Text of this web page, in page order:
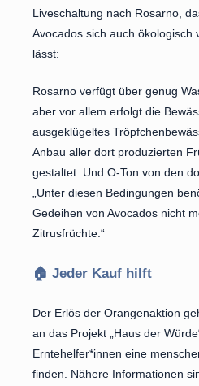
Liveschaltung nach Rosarno,
Avocados sich auch ökologisch
lässt:
Rosarno verfügt über genug
aber vor allem erfolgt die
ausgeklügeltes
Anbau aller dort produzierten
gestaltet. Und O-Ton von den
„Unter diesen Bedingungen
Gedeihen von Avocados nicht
Zitrusfrüchte.“
🏠 Jeder Kauf hilft
Der Erlös der Orangenaktion
an das Projekt „Haus der
Erntehelfer*innen eine
finden. Nähere Informationen